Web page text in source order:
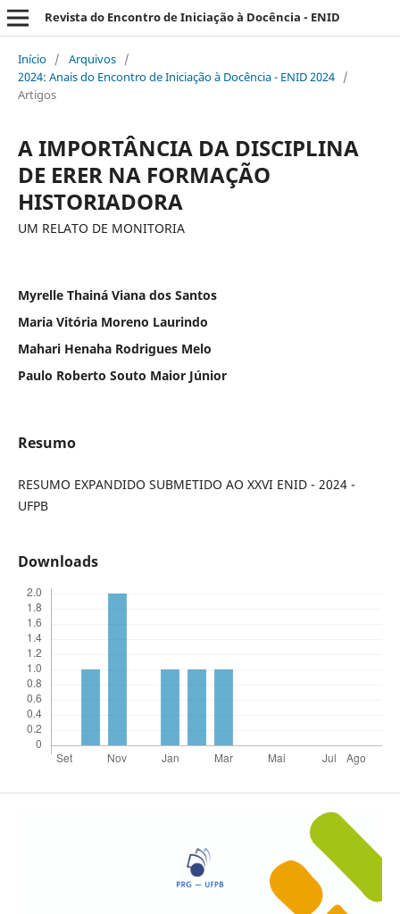
Revista do Encontro de Iniciação à Docência - ENID
Início / Arquivos /
2024: Anais do Encontro de Iniciação à Docência - ENID 2024 /
Artigos
A IMPORTÂNCIA DA DISCIPLINA
DE ERER NA FORMAÇÃO
HISTORIADORA
UM RELATO DE MONITORIA
Myrelle Thainá Viana dos Santos
Maria Vitória Moreno Laurindo
Mahari Henaha Rodrigues Melo
Paulo Roberto Souto Maior Júnior
Resumo
RESUMO EXPANDIDO SUBMETIDO AO XXVI ENID - 2024 -
UFPB
Downloads